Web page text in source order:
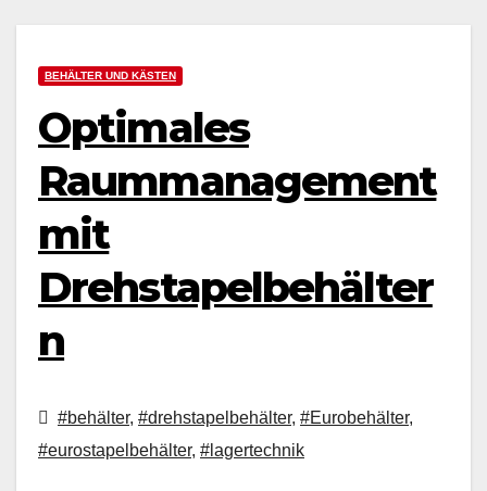
BEHÄLTER UND KÄSTEN
Optimales
Raummanagement
mit
Drehstapelbehälter
n
#behälter, #drehstapelbehälter, #Eurobehälter,
#eurostapelbehälter, #lagertechnik